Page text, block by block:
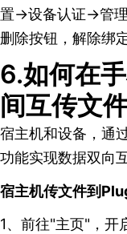
置->设备认证->管
删除按钮，解除绑
6.如何在
间互传文
宿主机和设备，通
功能实现数据双向互
宿主机传文件到
1、前往"主页"，开